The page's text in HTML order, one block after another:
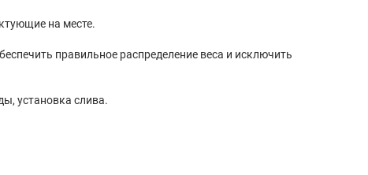
на месте.
правильное распределение веса и исключить
установка слива.